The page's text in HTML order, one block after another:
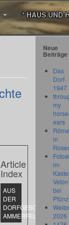
* HAUS UND
Article
Index
AUS
DER
DORFGESCHICHTE
AMMERFELDS
Neue
Beiträge
Das
Dorf
1947
my
ears
in
im
bei
Pfünz
2026